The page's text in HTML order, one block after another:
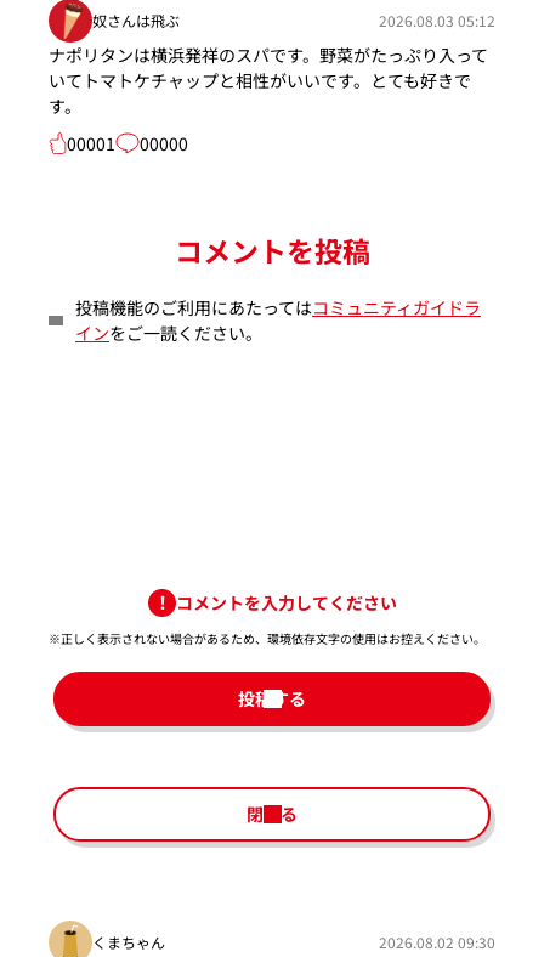
奴さんは飛ぶ 2026.08.03 05:12
ナポリタンは横浜発祥のスパです。野菜がたっぷり入って
いてトマトケチャップと相性がいいです。とても好きで
す。
00001
00000
コメントを投稿
投稿機能のご利用にあたってはコミュニティガイドラ
インをご一読ください。
コメントを入力してください
※正しく表示されない場合があるため、環境依存文字の使用はお控えください。​
投稿する
閉じる
くまちゃん 2026.08.02 09:30